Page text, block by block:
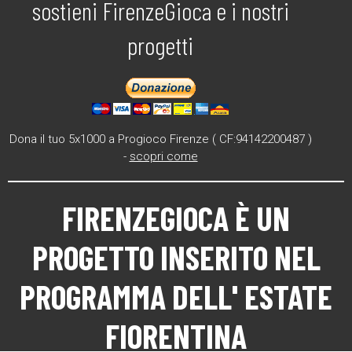
sostieni FirenzeGioca e i nostri
progetti
Dona il tuo 5x1000 a Progioco Firenze ( CF:94142200487 )
- scopri come
FIRENZEGIOCA È UN
PROGETTO INSERITO NEL
PROGRAMMA DELL' ESTATE
FIORENTINA